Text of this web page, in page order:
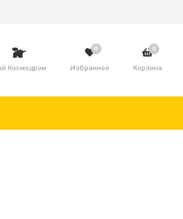
Космодром
0
Избранное
0
Корзина